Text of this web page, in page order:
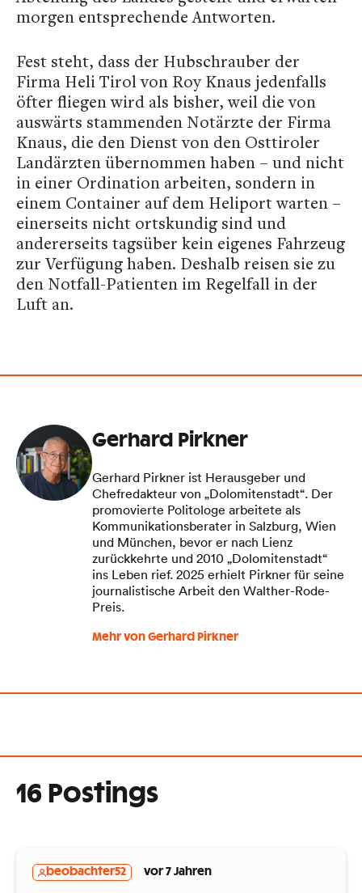
morgen entsprechende Antworten.
Fest steht, dass der Hubschrauber der
Firma Heli Tirol von Roy Knaus jedenfalls
öfter fliegen wird als bisher, weil die von
auswärts stammenden Notärzte der Firma
Knaus, die den Dienst von den Osttiroler
Landärzten übernommen haben – und nicht
in einer Ordination arbeiten, sondern in
einem Container auf dem Heliport warten –
einerseits nicht ortskundig sind und
andererseits tagsüber kein eigenes Fahrzeug
zur Verfügung haben. Deshalb reisen sie zu
den Notfall-Patienten im Regelfall in der
Luft an.
Gerhard Pirkner
Gerhard Pirkner ist Herausgeber und
Chefredakteur von „Dolomitenstadt“. Der
promovierte Politologe arbeitete als
Kommunikationsberater in Salzburg, Wien
und München, bevor er nach Lienz
zurückkehrte und 2010 „Dolomitenstadt“
ins Leben rief. 2025 erhielt Pirkner für seine
journalistische Arbeit den Walther-Rode-
Preis.
Mehr von Gerhard Pirkner
16 Postings
beobachter52 vor 7 Jahren